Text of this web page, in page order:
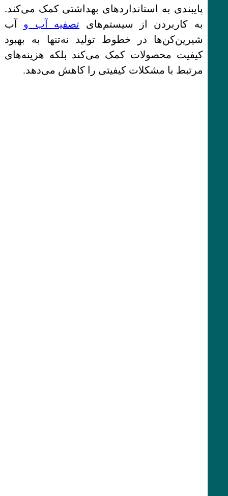
پایبندی به استانداردهای بهداشتی کمک می‌کند.
به کاربردن از سیستم‌های تصفیه آب و آب
شیرین‌کن‌ها در خطوط تولید نه‌تنها به بهبود
کیفیت محصولات کمک می‌کند بلکه هزینه‌های
مرتبط با مشکلات کیفیتی را کاهش می‌دهد.